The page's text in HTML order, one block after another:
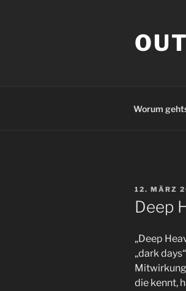
Worum
AM
12. MÄRZ
Deep
„Deep
„dark
die kennt,